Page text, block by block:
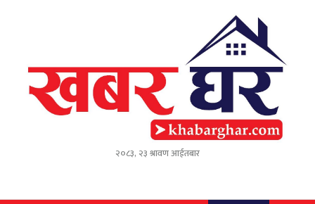
२०८३, २३ श्रावण आईतबार